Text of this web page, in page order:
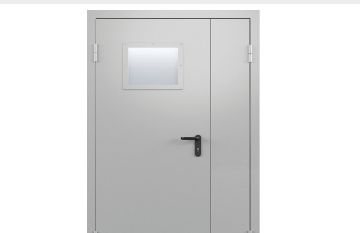
Противопожарные шторы
Комплектующие